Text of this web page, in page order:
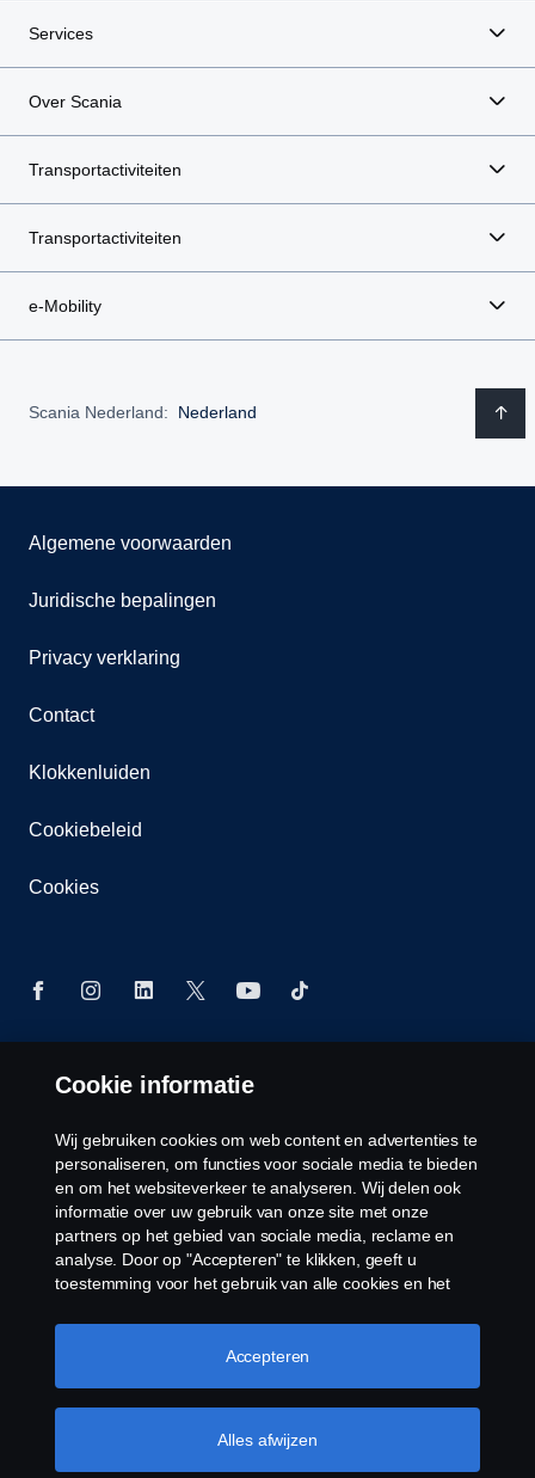
Services
Over Scania
Transportactiviteiten
Transportactiviteiten
e-Mobility
Scania Nederland: Nederland
Algemene voorwaarden
Juridische bepalingen
Privacy verklaring
Contact
Klokkenluiden
Cookiebeleid
Cookies
© Copyright Scania 2026 Alle Rechten
9598 4801 LN, Spinveld 57, 4815 HV Breda / T +31
(0)76-5254 000 KvK-nummer: 27136821
Cookie informatie
Wij gebruiken cookies om web content en advertenties te
personaliseren, om functies voor sociale media te bieden
en om het websiteverkeer te analyseren. Wij delen ook
informatie over uw gebruik van onze site met onze
partners op het gebied van sociale media, reclame en
analyse. Door op "Accepteren" te klikken, geeft u
toestemming voor het gebruik van alle cookies en het
door op "Cookie Instellingen" te klikken en de
categorieën te selecteren die u wilt accepteren. Voor een
Meer informatie over uw privacy
Alles afwijzen
Accepteren